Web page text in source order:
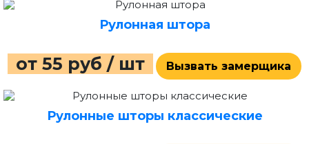
Рулонная штора
от 55 руб / шт Вызвать замерщика
Рулонные шторы классические